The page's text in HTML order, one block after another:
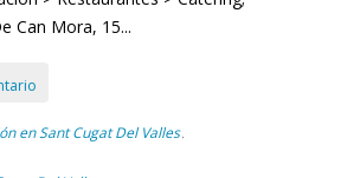
Can Mora, 15...
en Sant Cugat Del Valles ,